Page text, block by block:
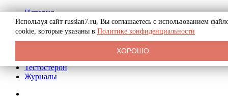
История
Биография
Криминал
Реклама на сайте
Тестостерон
Журналы
Используя сайт russian7.ru, Вы соглашаетесь с использованием
cookie, которые указаны в Политике конфиденциальности
ХОРОШО